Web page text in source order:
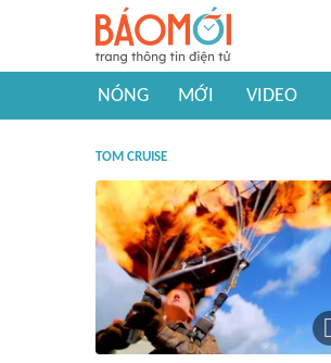
NÓNG MỚI VIDEO
TOM CRUISE